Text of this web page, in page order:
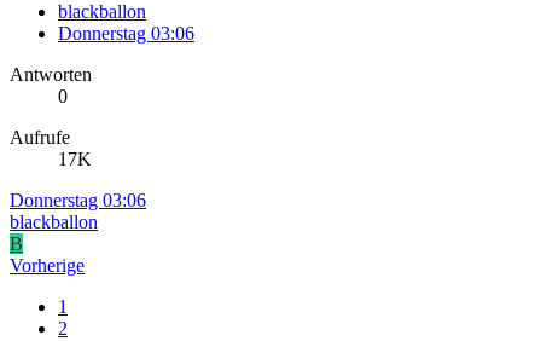
blackballon
Donnerstag 03:06
Antworten
0
Aufrufe
17K
Donnerstag 03:06
blackballon
B
Vorherige
1
2